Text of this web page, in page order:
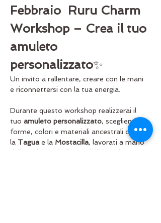
Febbraio Ruru Charm
Workshop – Crea il tuo
amuleto
personalizzato✨
Un invito a rallentare, creare con le mani
e riconnettersi con la tua energia.
Durante questo workshop realizzerai il
tuo amuleto personalizzato, scegliendo
forme, colori e materiali ancestrali come
la Tagua e la Mostacilla, lavorati a mano
dalle artigiane indigene dell’Ecuador 🌱